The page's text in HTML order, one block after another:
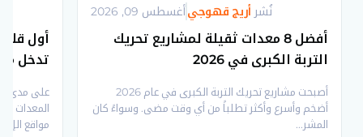
2026 ,أغسطس 09 نُشر أريج قهوجي
أفضل 8 معدات ثقيلة لمشاريع تحريك
التربة الكبرى في 2026
أصبحت مشاريع تحريك التربة الكبرى في عام 2026
أضخم وأسرع وأكثر تطلباً من أي وقت مضى. وسواءً كان
المشر...
أول
تدخل
على مدى
المعدات
مواقع